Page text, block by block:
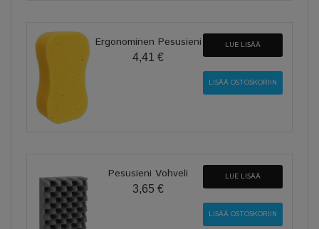
Ergonominen Pesusieni
4,41 €
LUE LISÄÄ
Pesusieni Vohveli
3,65 €
LUE LISÄÄ